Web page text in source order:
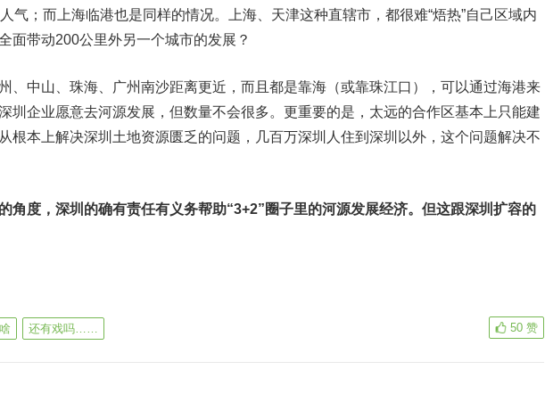
气；而上海临港也是同样的情况。上海、天津这种直辖市，都很难“焐热”自己区域内
面带动200公里外另一个城市的发展？
、中山、珠海、广州南沙距离更近，而且都是靠海（或靠珠江口），可以通过海港来
圳企业愿意去河源发展，但数量不会很多。更重要的是，太远的合作区基本上只能建
根本上解决深圳土地资源匮乏的问题，几百万深圳人住到深圳以外，这个问题解决不
角度，深圳的确有责任有义务帮助“3+2”圈子里的河源发展经济。但这跟深圳扩容的
还有戏吗…… 50 赞